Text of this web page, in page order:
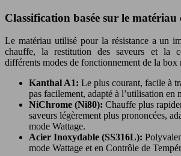
Classification basée sur le matériau
Le matériau utilisé pour la résistance a un
chauffe, la restitution des saveurs et la
différents modes de fonctionnement de la box
Kanthal A1: Le plus courant, facile à
pas facilement, adapté à l’utilisation en
NiChrome (Ni80): Chauffe plus
saveurs légèrement plus prononcées,
mode Wattage.
Acier Inoxydable (SS316L):
mode Wattage et en Contrôle de